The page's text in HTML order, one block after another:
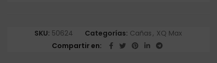
SKU: 50624 Categorías: Cañas, XQ Max
Compartir en